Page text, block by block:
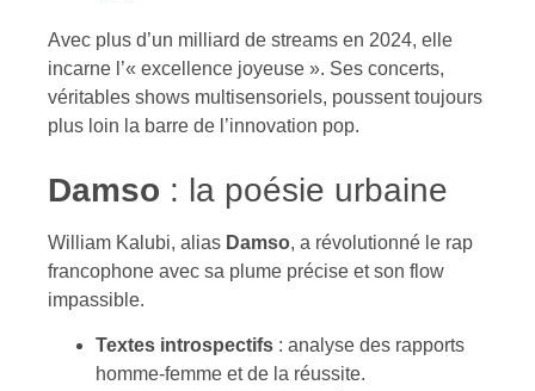
Avec plus d’un milliard de streams en 2024, elle
incarne l’« excellence joyeuse ». Ses concerts,
véritables shows multisensoriels, poussent toujours
plus loin la barre de l’innovation pop.
Damso : la poésie urbaine
William Kalubi, alias Damso, a révolutionné le rap
francophone avec sa plume précise et son flow
impassible.
Textes introspectifs : analyse des rapports
homme-femme et de la réussite.